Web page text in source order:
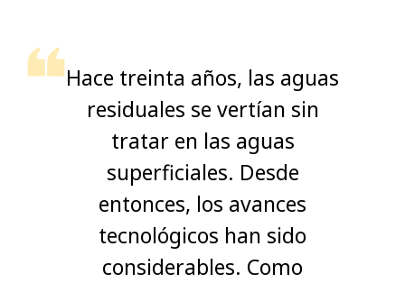
Hace treinta años, las aguas
residuales se vertían sin
tratar en las aguas
superficiales. Desde
entonces, los avances
tecnológicos han sido
considerables. Como